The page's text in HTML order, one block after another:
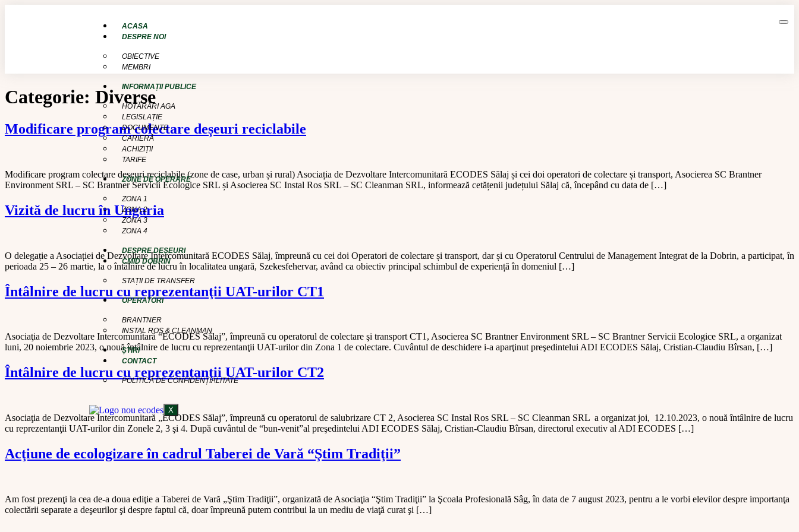
ACASA
DESPRE NOI
OBIECTIVE
MEMBRI
INFORMAȚII PUBLICE
HOTĂRÂRI AGA
LEGISLAȚIE
DOCUMENTE
CARIERĂ
ACHIZIȚII
TARIFE
ZONE DE OPERARE
ZONA 1
ZONA 2
ZONA 3
ZONA 4
DESPRE DEȘEURI
CMID DOBRIN
STAȚII DE TRANSFER
OPERATORI
BRANTNER
INSTAL ROS & CLEANMAN
ȘTIRI
CONTACT
POLITICĂ DE CONFIDENȚIALITATE
X
Categorie: Diverse
Modificare program colectare deșeuri reciclabile
Modificare program colectare deșeuri reciclabile (zone de case, urban și rural) Asociația de Dezvoltare Intercomunitară ECODES Sălaj și cei doi operatori de colectare și transport, Asocierea SC Brantner
Environment SRL – SC Brantner Servicii Ecologice SRL și Asocierea SC Instal Ros SRL – SC Cleanman SRL, informează cetățenii județului Sălaj că, începând cu data de […]
Vizită de lucru în Ungaria
O delegație a Asociației de Dezvoltare Intercomunitară ECODES Sălaj, împreună cu cei doi Operatori de colectare și transport, dar și cu Operatorul Centrului de Management Integrat de la Dobrin, a participat, în
perioada 25 – 26 martie, la o întâlnire de lucru în localitatea ungară, Szekesfehervar, având ca obiectiv principal schimbul de experiență în domeniul […]
Întâlnire de lucru cu reprezentanţii UAT-urilor CT1
Asociaţia de Dezvoltare Intercomunitară “ECODES Sălaj”, împreună cu operatorul de colectare şi transport CT1, Asocierea SC Brantner Environment SRL – SC Brantner Servicii Ecologice SRL, a organizat
luni, 20 noiembrie 2023, o nouă întâlnire de lucru cu reprezentanţii UAT-urilor din Zona 1 de colectare. Cuvântul de deschidere i-a aparţinut preşedintelui ADI ECODES Sălaj, Cristian-Claudiu Bîrsan, […]
Întâlnire de lucru cu reprezentanţii UAT-urilor CT2
Asociaţia de Dezvoltare Intercomunitară „ECODES Sălaj”, împreună cu operatorul de salubrizare CT 2, Asocierea SC Instal Ros SRL – SC Cleanman SRL a organizat joi, 12.10.2023, o nouă întâlnire de lucru
cu reprezentanţii UAT-urilor din Zonele 2, 3 şi 4. După cuvântul de “bun-venit”al preşedintelui ADI ECODES Sălaj, Cristian-Claudiu Bîrsan, directorul executiv al ADI ECODES […]
Acţiune de ecologizare în cadrul Taberei de Vară “Ştim Tradiţii”
Am fost prezenţi la cea de-a doua ediţie a Taberei de Vară „Ştim Tradiţii”, organizată de Asociaţia “Ştim Tradiţii” la Şcoala Profesională Sâg, în data de 7 august 2023, pentru a le vorbi elevilor despre importanţa
colectării separate a deşeurilor şi despre faptul că, doar împreună putem contribui la un mediu de viaţă curat şi […]